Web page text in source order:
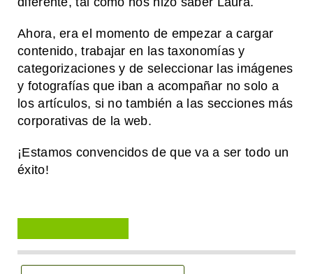
Ahora, era el momento de empezar a cargar
contenido, trabajar en las taxonomías y
categorizaciones y de seleccionar las imágenes
y fotografías que iban a acompañar no solo a
los artículos, si no también a las secciones más
corporativas de la web.
¡Estamos convencidos de que va a ser todo un
éxito!